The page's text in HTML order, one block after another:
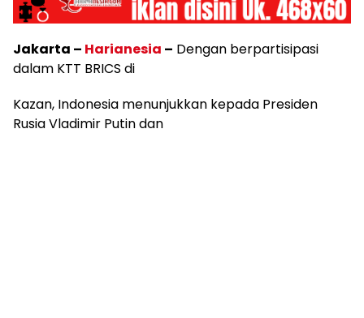
Jakarta – Harianesia – Dengan berpartisipasi
dalam KTT BRICS di
Kazan, Indonesia menunjukkan kepada Presiden
Rusia Vladimir Putin dan